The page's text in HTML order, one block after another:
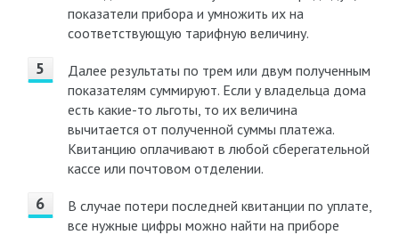
показатели прибора и умножить их на
соответствующую тарифную величину.
Далее результаты по трем или двум полученным
показателям суммируют. Если у владельца дома
есть какие-то льготы, то их величина
вычитается от полученной суммы платежа.
Квитанцию оплачивают в любой сберегательной
кассе или почтовом отделении.
В случае потери последней квитанции по уплате,
все нужные цифры можно найти на приборе